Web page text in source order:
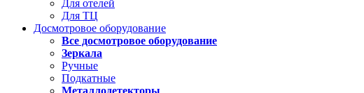
Для отелей
Для ТЦ
Досмотровое оборудование
Все досмотровое оборудование
Зеркала
Ручные
Подкатные
Металлодетекторы